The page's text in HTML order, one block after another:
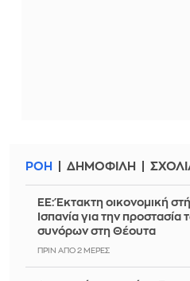
ΡΟΗ ΔΗΜΟΦΙΛΗ
ΕΕ: Έκτακτη οικονομική
Ισπανία για την προστασία
συνόρων στη Θέουτα
ΠΡΙΝ ΑΠΌ 2 ΜΈΡΕΣ